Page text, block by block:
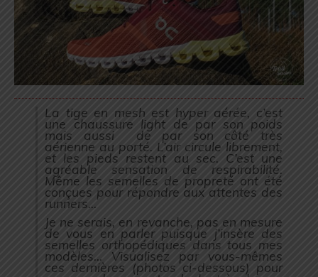
La tige en mesh est hyper aérée, c’est
une chaussure light de par son poids
mais aussi de par son côté très
aérienne au porté. L’air circule librement,
et les pieds restent au sec. C’est une
agréable sensation de respirabilité.
Même les semelles de propreté ont été
conçues pour répondre aux attentes des
runners…
Je ne serais, en revanche, pas en mesure
de vous en parler puisque j’insère des
semelles orthopédiques dans tous mes
modèles… Visualisez par vous-mêmes
ces dernières (photos ci-dessous) pour